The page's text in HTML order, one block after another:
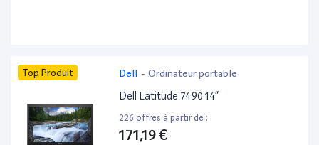
Top Produit Dell - Ordinateur portable
Dell Latitude 7490 14”
226 offres à partir de :
171,19 €